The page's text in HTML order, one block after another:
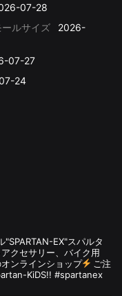
07-28
ルサイズ
2026-
07-27
24
"SPARTAN-EX"スパルタ
クセサリー、バイク用
ンラインショップ
ご注
KiDS!! #spartanex